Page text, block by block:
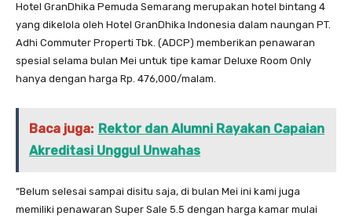
Hotel GranDhika Pemuda Semarang merupakan hotel bintang 4
yang dikelola oleh Hotel GranDhika Indonesia dalam naungan PT.
Adhi Commuter Properti Tbk. (ADCP) memberikan penawaran
spesial selama bulan Mei untuk tipe kamar Deluxe Room Only
hanya dengan harga Rp. 476,000/malam.
Baca juga: Rektor dan Alumni Rayakan Capaian
Akreditasi Unggul Unwahas
“Belum selesai sampai disitu saja, di bulan Mei ini kami juga
memiliki penawaran Super Sale 5.5 dengan harga kamar mulai